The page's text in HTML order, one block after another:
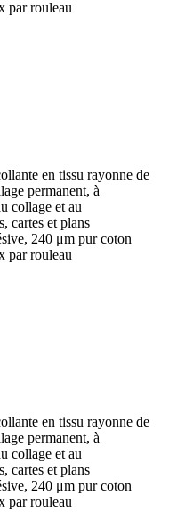
par rouleau
en tissu rayonne de
permanent, à
collage et au
cartes et plans
240 μm pur coton
par rouleau
en tissu rayonne de
permanent, à
collage et au
cartes et plans
240 μm pur coton
par rouleau